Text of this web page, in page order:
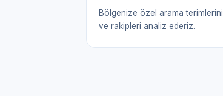
Bölgenize özel arama terimlerini
ve rakipleri analiz ederiz.